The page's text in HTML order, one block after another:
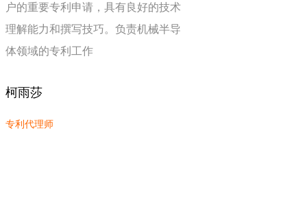
户的重要专利申请，具有良好的技术
理解能力和撰写技巧。负责机械半导
体领域的专利工作
柯雨莎
专利代理师